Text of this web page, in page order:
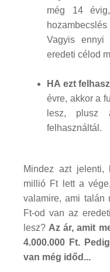
még 14
Vagyis ennyi
eredeti célod
HA ezt
évre, akkor a
lesz, plusz
felhasználtál.
Mindez azt
millió Ft lett a
valamire, ami talán
Ft-od van az
lesz? Az ár, amit
4.000.000 Ft.
van még időd...